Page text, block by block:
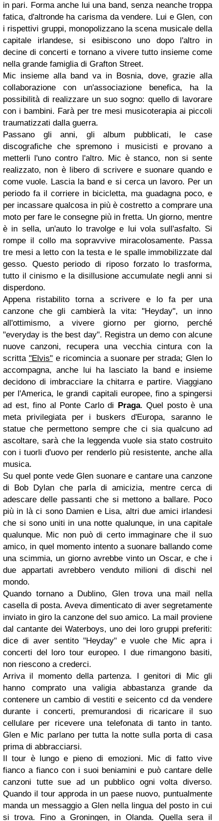
in pari. Forma anche lui una band, senza neanche troppa
fatica, d'altronde ha carisma da vendere. Lui e Glen, con
i rispettivi gruppi, monopolizzano la scena musicale della
capitale irlandese, si esibiscono uno dopo l'altro in
decine di concerti e tornano a vivere tutto insieme come
nella grande famiglia di Grafton Street.
Mic insieme alla band va in Bosnia, dove, grazie alla
collaborazione con un'associazione benefica, ha la
possibilità di realizzare un suo sogno: quello di lavorare
con i bambini. Farà per tre mesi musicoterapia ai piccoli
traumatizzati dalla guerra.
Passano gli anni, gli album pubblicati, le case
discografiche che spremono i musicisti e provano a
metterli l'uno contro l'altro. Mic è stanco, non si sente
realizzato, non è libero di scrivere e suonare quando e
come vuole. Lascia la band e si cerca un lavoro. Per un
periodo fa il corriere in bicicletta, ma guadagna poco, e
per incassare qualcosa in più è costretto a comprare una
moto per fare le consegne più in fretta. Un giorno, mentre
è in sella, un'auto lo travolge e lui vola sull'asfalto. Si
rompe il collo ma sopravvive miracolosamente. Passa
tre mesi a letto con la testa e le spalle immobilizzate dal
gesso. Questo periodo di riposo forzato lo trasforma,
tutto il cinismo e la disillusione accumulate negli anni si
disperdono.
Appena ristabilito torna a scrivere e lo fa per una
canzone che gli cambierà la vita: "Heyday", un inno
all'ottimismo, a vivere giorno per giorno, perché
"everyday is the best day". Registra un demo con alcune
nuove canzoni, recupera una vecchia cintura con la
scritta "Elvis"e ricomincia a suonare per strada; Glen lo
accompagna, anche lui ha lasciato la band e insieme
decidono di imbracciare la chitarra e partire. Viaggiano
per l'America, le grandi capitali europee, fino a spingersi
ad est, fino al Ponte Carlo di Praga. Quel posto è una
meta privilegiata per i buskers d'Europa, saranno le
statue che permettono sempre che ci sia qualcuno ad
ascoltare, sarà che la leggenda vuole sia stato costruito
con i tuorli d'uovo per renderlo più resistente, anche alla
musica.
Su quel ponte vede Glen suonare e cantare una canzone
di Bob Dylan che parla di amicizia, mentre cerca di
adescare delle passanti che si mettono a ballare. Poco
più in là ci sono Damien e Lisa, altri due amici irlandesi
che si sono uniti in una notte qualunque, in una capitale
qualunque. Mic non può di certo immaginare che il suo
amico, in quel momento intento a suonare ballando come
una scimmia, un giorno avrebbe vinto un Oscar, e che i
due appartati avrebbero venduto milioni di dischi nel
mondo.
Quando tornano a Dublino, Glen trova una mail nella
casella di posta. Aveva dimenticato di aver segretamente
inviato in giro la canzone del suo amico. La mail proviene
dal cantante dei Waterboys, uno dei loro gruppi preferiti:
dice di aver sentito "Heyday" e vuole che Mic apra i
concerti del loro tour europeo. I due rimangono basiti,
non riescono a crederci.
Arriva il momento della partenza. I genitori di Mic gli
hanno comprato una valigia abbastanza grande da
contenere un cambio di vestiti e seicento cd da vendere
durante i concerti, premurandosi di ricaricare il suo
cellulare per ricevere una telefonata di tanto in tanto.
Glen e Mic parlano per tutta la notte sulla porta di casa
prima di abbracciarsi.
Il tour è lungo e pieno di emozioni. Mic di fatto vive
fianco a fianco con i suoi beniamini e può cantare delle
canzoni tutte sue ad un pubblico ogni volta diverso.
Quando il tour approda in un paese nuovo, puntualmente
manda un messaggio a Glen nella lingua del posto in cui
si trova. Fino a Groningen, in Olanda. Quella sera il